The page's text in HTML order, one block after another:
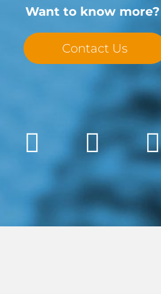
Want to know more?
Contact Us